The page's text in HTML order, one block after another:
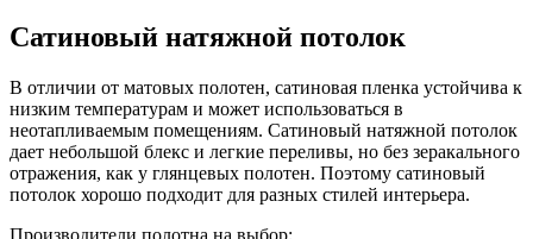
Сатиновый натяжной потолок
В отличии от матовых полотен, сатиновая пленка устойчива к
низким температурам и может использоваться в
неотапливаемым помещениям. Сатиновый натяжной потолок
дает небольшой блекс и легкие переливы, но без зеракального
отражения, как у глянцевых полотен. Поэтому сатиновый
потолок хорошо подходит для разных стилей интерьера.
Производители полотна на выбор: